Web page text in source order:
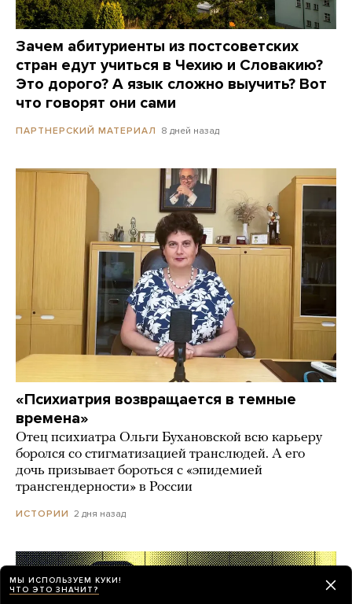
Зачем абитуриенты из постсоветских
стран едут учиться в Чехию и Словакию?
Это дорого? А язык сложно выучить? Вот
что говорят они сами
ПАРТНЕРСКИЙ МАТЕРИАЛ 8 дней назад
«Психиатрия возвращается в темные
времена»
Отец психиатра Ольги Бухановской всю карьеру
боролся со стигматизацией транслюдей. А его
дочь призывает бороться с «эпидемией
трансгендерности» в России
ИСТОРИИ 2 дня назад
МЫ ИСПОЛЬЗУЕМ КУКИ!
ЧТО ЭТО ЗНАЧИТ?